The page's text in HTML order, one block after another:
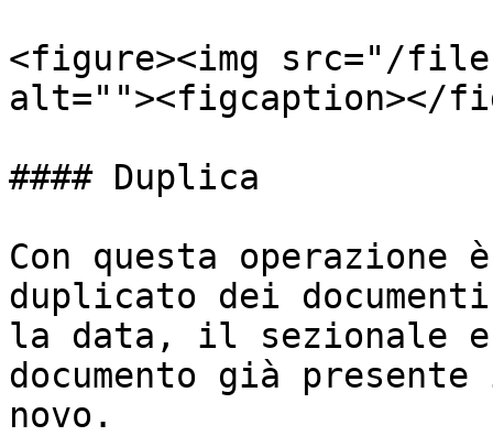
<figure><img src="/files/
alt=""><figcaption></
#### Duplica
Con questa
duplicato dei
la data, il sezionale e
documento già
novo.